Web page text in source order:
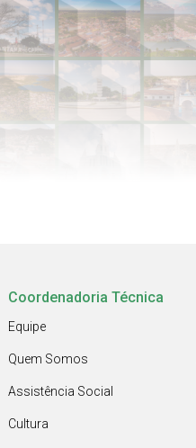
Coordenadoria Técnica
Equipe
Quem Somos
Assistência Social
Cultura